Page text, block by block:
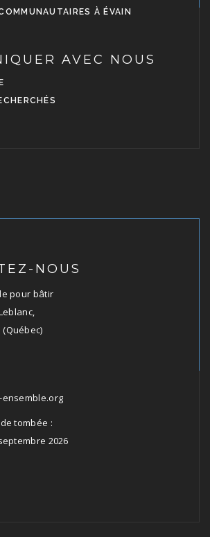
À ÉVAIN
AVEC NOUS
NOUS
pour bâtir
tombée :
2026